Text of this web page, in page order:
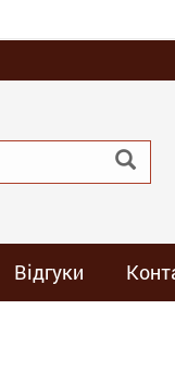
Відгуки